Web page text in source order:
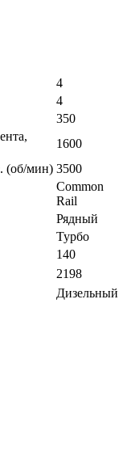
4
4
350
1600
(об/мин) 3500
Common
Rail
Рядный
Турбо
140
2198
Дизельный